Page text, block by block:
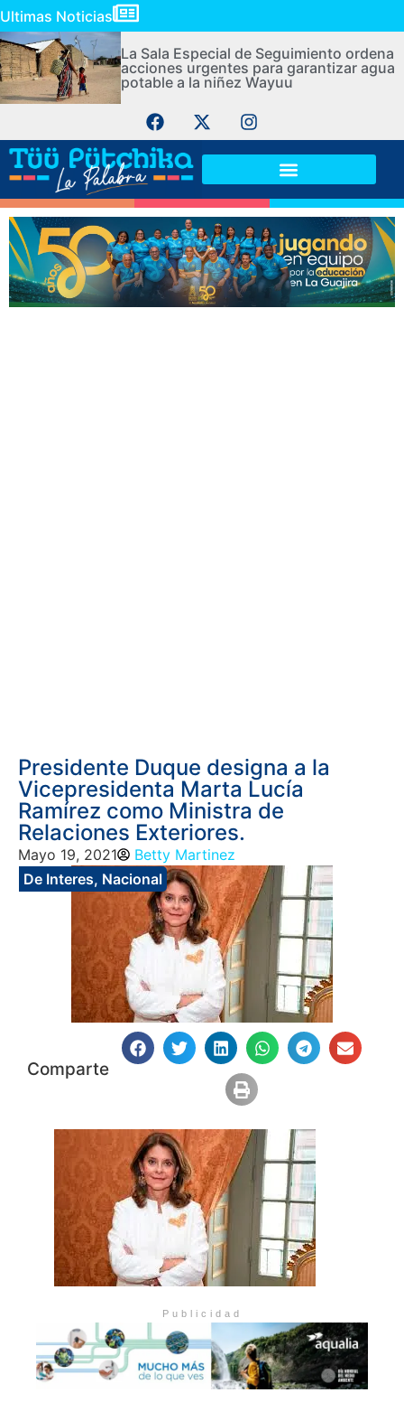
Ultimas Noticias
La Sala Especial de Seguimiento ordena
acciones urgentes para garantizar agua
potable a la niñez Wayuu
Presidente Duque designa a la
Vicepresidenta Marta Lucía
Ramírez como Ministra de
Relaciones Exteriores.
Mayo 19, 2021
Betty Martinez
De Interes, Nacional
Comparte
Publicidad